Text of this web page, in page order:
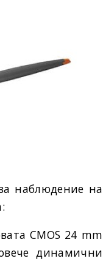
наблюдение на
CMOS 24 mm
динамични